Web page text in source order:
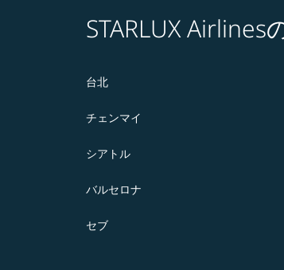
STARLUX
台北
チェンマイ
シアトル
バルセロナ
セブ